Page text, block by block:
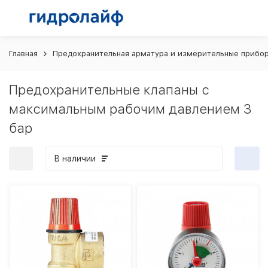
Главная Предохранительная арматура и измерительные
Предохранительные клапаны с
максимальным рабочим давлением 3
бар
В наличии